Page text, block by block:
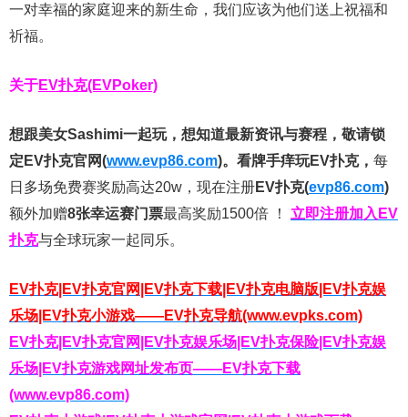
一对幸福的家庭迎来的新生命，我们应该为他们送上祝福和
祈福。
关于EV扑克(EVPoker)
想跟美女Sashimi一起玩， 想知道最新资讯与赛程， 敬请锁
定EV扑克官网(www.evp86.com)。 看牌手痒玩EV扑克， 每
日多场免费赛奖励高达20w，现在注册EV扑克(evp86.com)
额外加赠8张幸运赛门票最高奖励1500倍 ！ 立即注册加入EV
扑克与全球玩家一起同乐。
EV扑克|EV扑克官网|EV扑克下载|EV扑克电脑版|EV扑克娱
乐场|EV扑克小游戏——EV扑克导航(www.evpks.com)
EV扑克|EV扑克官网|EV扑克娱乐场|EV扑克保险|EV扑克娱
乐场|EV扑克游戏网址发布页——EV扑克下载
(www.evp86.com)